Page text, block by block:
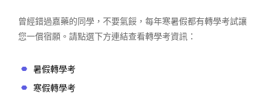
曾經錯過嘉藥的同學，不要氣餒，每年寒暑假都有轉學考試讓
您一償宿願。請點選下方連結查看轉學考資訊：
暑假轉學考
寒假轉學考